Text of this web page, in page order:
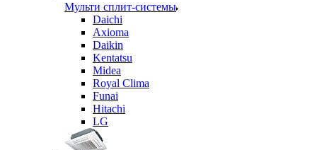
Мульти сплит-системы
Daichi
Axioma
Daikin
Kentatsu
Midea
Royal Clima
Funai
Hitachi
LG